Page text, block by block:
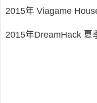
2015年 Viagame
2015年DreamHack 夏